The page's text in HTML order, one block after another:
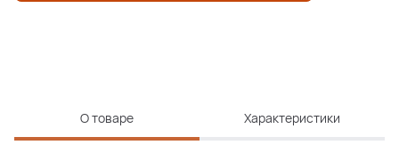
О товаре Характеристики